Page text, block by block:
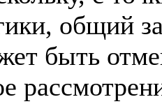
общий
быть